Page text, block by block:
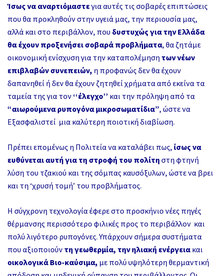
Ίσως να αναρτιόμαστεγια αυτές τις σοβαρές επιπτώσεις
που θα προκληθούν στην υγειά μας, την περιουσία μας,
αλλά και στο περιβάλλον, που δυστυχώς για την Ελλάδα
θα έχουν προξενήσει σοβαρά προβλήματα, θα ζητάμε
οικονομική ενίσχυση για την καταπολέμηση των νέων
επιβλαβών συνεπειών, η προφανώς δεν θα έχουν
δαπανηθεί ή δεν θα έχουν ζητηθεί χρήματα από εκείνα τα
ταμεία της για τον‘‘έλεγχο’’ και την πρόληψη από τα
“αιωρούμενα ρυπογόνα μικροσωματίδια”, ώστε να
Εξασφαλιστεί μια καλύτερη ποιοτική διαβίωση.
Πρέπει επομένως η Πολιτεία να καταλάβει πως, ίσως να
ευθύνεται αυτή για τη στροφή του πολίτη στη φτηνή
λύση του τζακιού και της σόμπας καυσόξυλων, ώστε να βρει
και τη ‘χρυσή τομή’ του προβλήματος.
Η σύγχρονη τεχνολογία έφερε στο προσκήνιο νέες πηγές
θέρμανσης περισσότερο φιλικές προς το περιβάλλον και
πολύ λιγότερο ρυπογόνες. Υπάρχουν σήμερα συστήματα
που αξιοποιούν τη γεωθερμία, την ηλιακή ενέργεια και
οικολογικά Βιο-καύσιμα, με πολύ υψηλότερη θερμαντική